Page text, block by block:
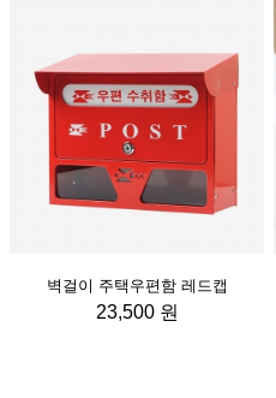
벽걸이 주택우편함 레드캡
23,500 원